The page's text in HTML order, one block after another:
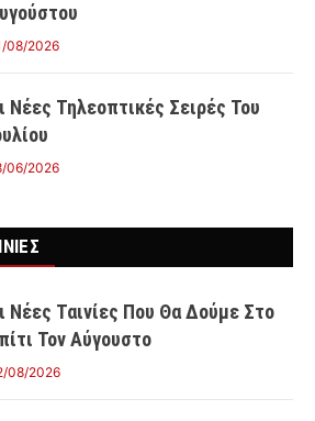
08/2026
Νέες Τηλεοπτικές Σειρές Του
06/2026
Νέες Ταινίες Που Θα Δούμε Στο
Τον Αύγουστο
08/2026